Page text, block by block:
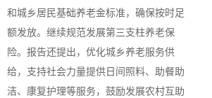
和城乡居民基础养老金标准，确保按时足
额发放。继续规范发展第三支柱养老保
险。报告还提出，优化城乡养老服务供
给，支持社会力量提供日间照料、助餐助
洁、康复护理等服务，鼓励发展农村互助